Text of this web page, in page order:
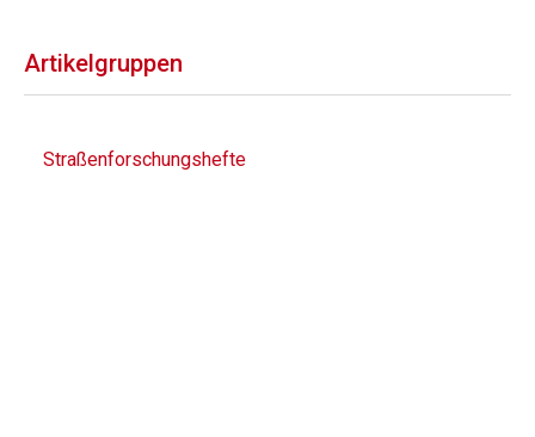
Artikelgruppen
Straßenforschungshefte